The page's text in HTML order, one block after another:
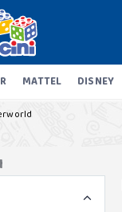
MATTEL DISNEY